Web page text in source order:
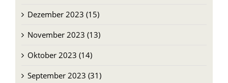
November 2023 (13)
Oktober 2023 (14)
September 2023 (31)
August 2023 (46)